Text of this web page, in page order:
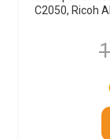
C2050, Ricoh